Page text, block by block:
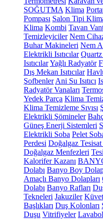
SOĞUTMA Klima
Pompası Salon Tipi
Klima Kombi Tavan
Temizleyiciler Nem
Buhar Makineleri Nem
Elektrikli Isıtıcılar Quartz
IsıtıcılarYağlı Radyatör
Dış Mekan Isıtıcılar
Şofbenler Ani Su Isıtıcı
Radyatör Vanaları
Yedek Parça Klima
Klima Temizleme Sıvısı
Elektrikli Şömineler
Güneş Enerji Sistemleri
Elektrikli Soba Pelet
Perdesi Doğalgaz
Doğalgaz Menfezleri
Kalorifer Kazanı
Dolabı Banyo Boy
Amaçlı Banyo Dolapları
Dolabı Banyo Rafları
Tekneleri Jakuziler Küvet
Başlıkları Duş Kolonları
Duşu Vitrifiyeler